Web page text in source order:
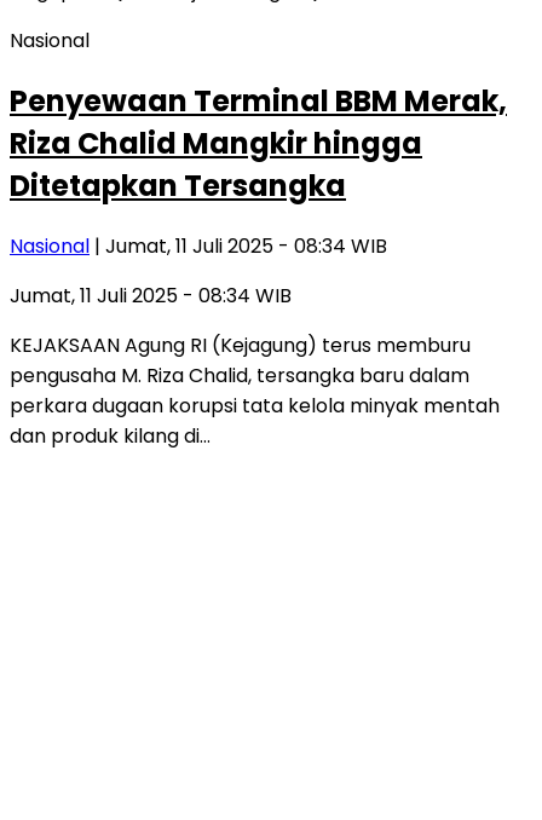
Nasional
Penyewaan Terminal BBM Merak,
Riza Chalid Mangkir hingga
Ditetapkan Tersangka
Nasional | Jumat, 11 Juli 2025 - 08:34 WIB
Jumat, 11 Juli 2025 - 08:34 WIB
KEJAKSAAN Agung RI (Kejagung) terus memburu
pengusaha M. Riza Chalid, tersangka baru dalam
perkara dugaan korupsi tata kelola minyak mentah
dan produk kilang di…